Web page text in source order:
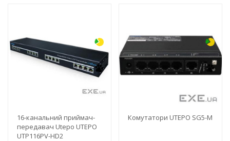
16-канальний приймач-
передавач Utepo UTEPO
UTP116PV-HD2
Комутатори UTEPO SG5-M